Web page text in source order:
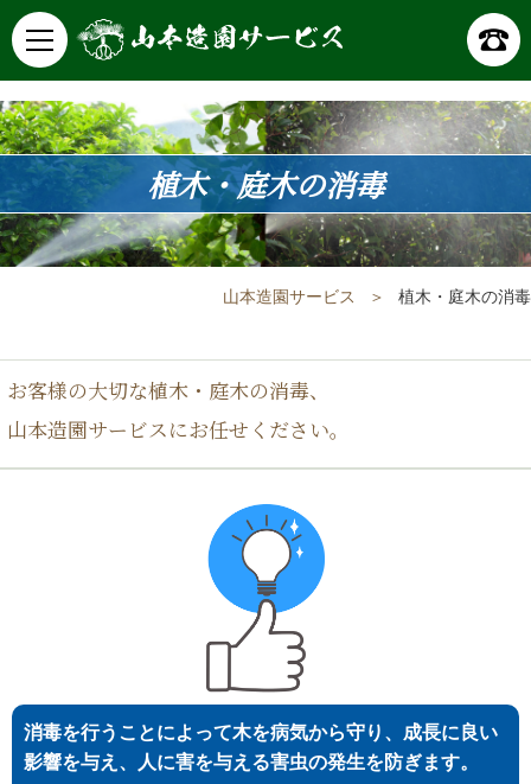
植木・庭木の消毒
山本造園サービス 植木・庭木の消毒
お客様の大切な植木・庭木の消毒、
山本造園サービスにお任せください。
消毒を行うことによって木を病気から守り、成長に良い
影響を与え、人に害を与える害虫の発生を防ぎます。